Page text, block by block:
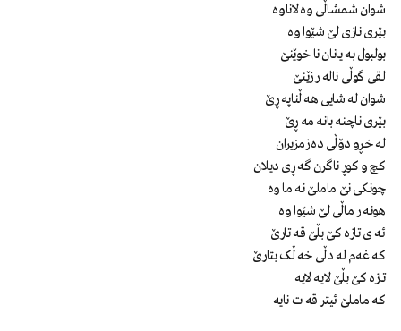
شوان شمشاڵی وە لاناوە
بێری نازی لێ شێوا وە
بولبول به یانان نا خوێنێ
لقی گوڵی ناله ر زێنێ
شوان له شایی هه ڵناپه ڕێ
بێری ناچنه بانه مه ڕێ
له خڕو دۆڵی دە زمزیران
کچ و کوڕ ناگرن گه ڕی دیلان
چونکی نێ ماملێ نه ما وە
هونه ر ماڵی لێ شێوا وە
ئه ی تازە کێ بڵێ قە تارێ
که غەم له دڵی خه ڵک بتارێ
تازە کێ بڵێ لایه لایه
که ماملێ ئیتر قە ت نایه